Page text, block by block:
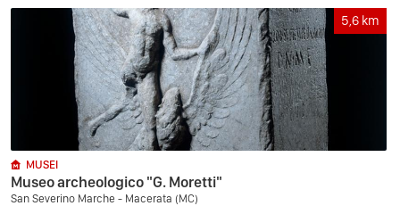
5,6 km
MUSEI
Museo archeologico "G. Moretti"
San Severino Marche - Macerata (MC)